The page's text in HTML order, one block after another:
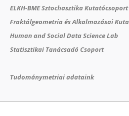
ELKH-BME Sztochasztika Kutatócsoport
Fraktálgeometria és Alkalmazásai
Human and Social Data Science Lab
Statisztikai Tanácsadó Csoport
Tudománymetriai adataink